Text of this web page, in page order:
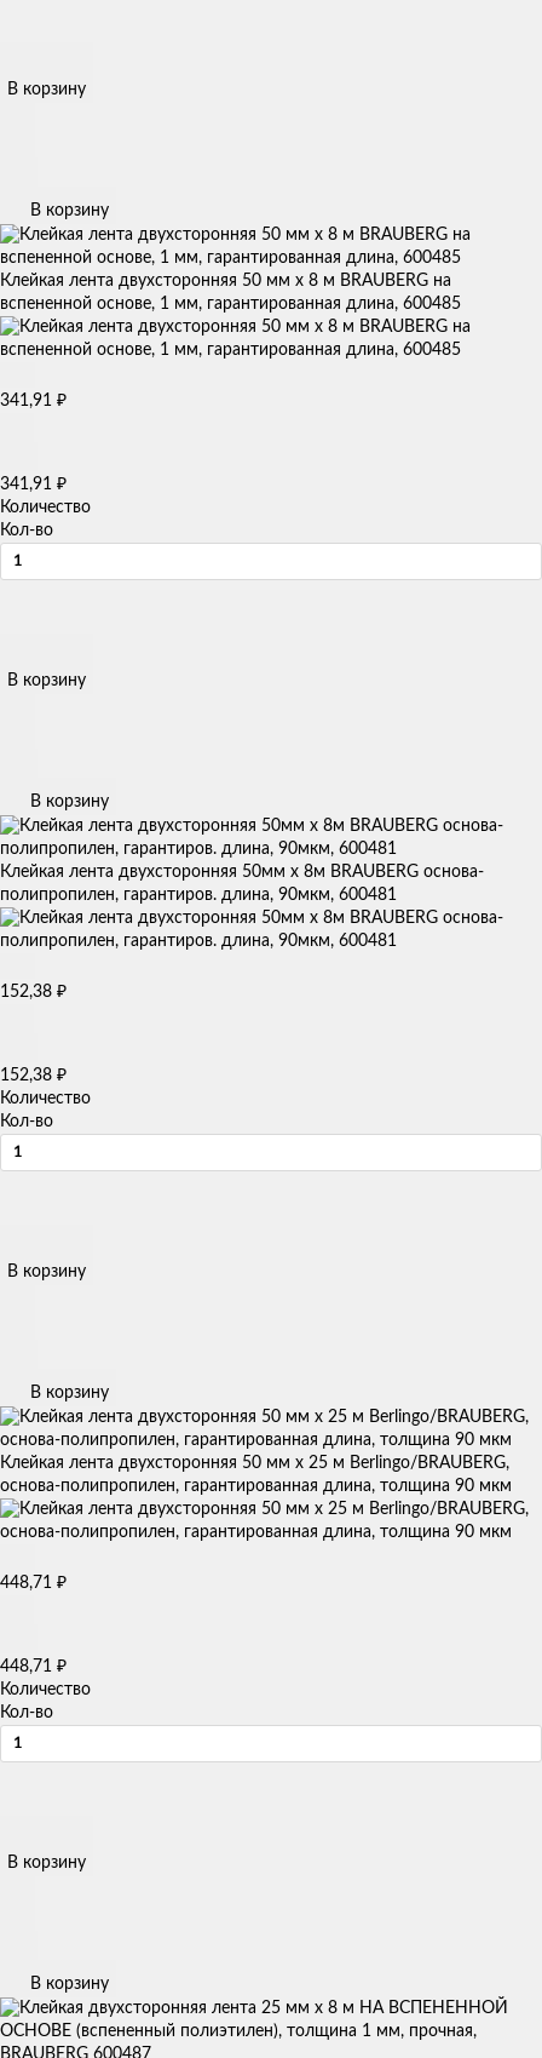
В корзину
В корзину
Клейкая лента двухсторонняя 50 мм х 8 м BRAUBERG на
вспененной основе, 1 мм, гарантированная длина, 600485
341,91 ₽
341,91 ₽
Количество
Кол-во
В корзину
В корзину
Клейкая лента двухсторонняя 50мм х 8м BRAUBERG основа-
полипропилен, гарантиров. длина, 90мкм, 600481
152,38 ₽
152,38 ₽
Количество
Кол-во
В корзину
В корзину
Клейкая лента двухсторонняя 50 мм х 25 м Berlingo/BRAUBERG,
основа-полипропилен, гарантированная длина, толщина 90 мкм
448,71 ₽
448,71 ₽
Количество
Кол-во
В корзину
В корзину